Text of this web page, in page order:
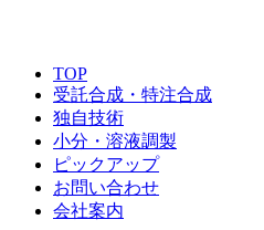
TOP
受託合成・特注合成
独自技術
小分・溶液調製
ピックアップ
お問い合わせ
会社案内